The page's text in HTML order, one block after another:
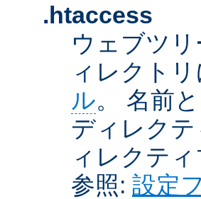
.htaccess
ウェブツ
ィレクトリ
ル。 名前
ディレク
ィレクテ
参照: 設定